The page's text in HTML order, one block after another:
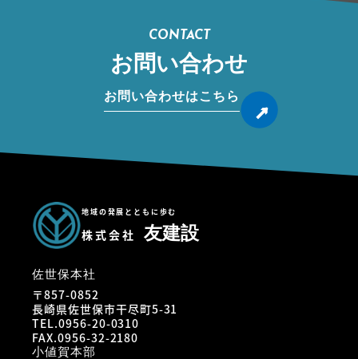
CONTACT
お問い合わせ
お問い合わせはこちら
地域の発展とともに歩む
株式会社 友建設
佐世保本社
〒857-0852
長崎県佐世保市干尽町5-31
TEL.0956-20-0310
FAX.0956-32-2180
小値賀本部